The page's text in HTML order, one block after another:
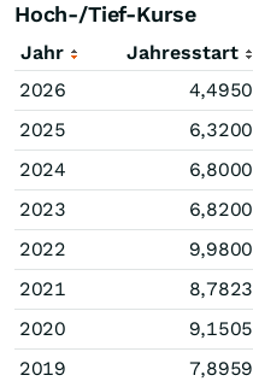
Hoch-/Tief-Kurse
Jahr Jahresstart
2026
4,4950
2025
6,3200
2024
6,8000
2023
6,8200
2022
9,9800
2021
8,7823
2020
9,1505
2019
7,8959